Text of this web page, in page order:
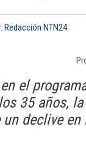
Redacción NTN24
el
35 años,
declive en